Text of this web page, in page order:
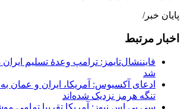
پایان خبر/
اخبار مرتبط
فایننشال‌تایمز: ترامپ وعدۀ تسلیم
شد
ادعای آکسیوس: آمریکا، ایران و عمان
تنگه هرمز نزدیک شده‌اند